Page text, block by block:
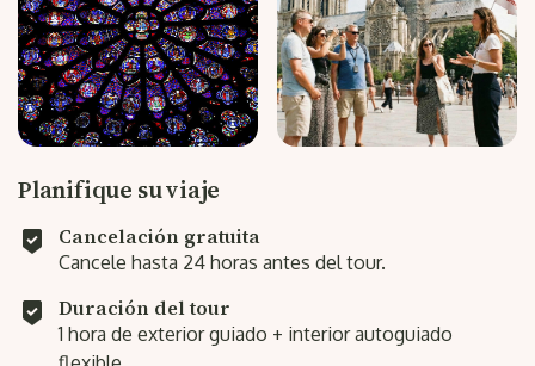
Planifique su viaje
Cancelación gratuita
Cancele hasta 24 horas antes del tour.
Duración del tour
1 hora de exterior guiado + interior autoguiado